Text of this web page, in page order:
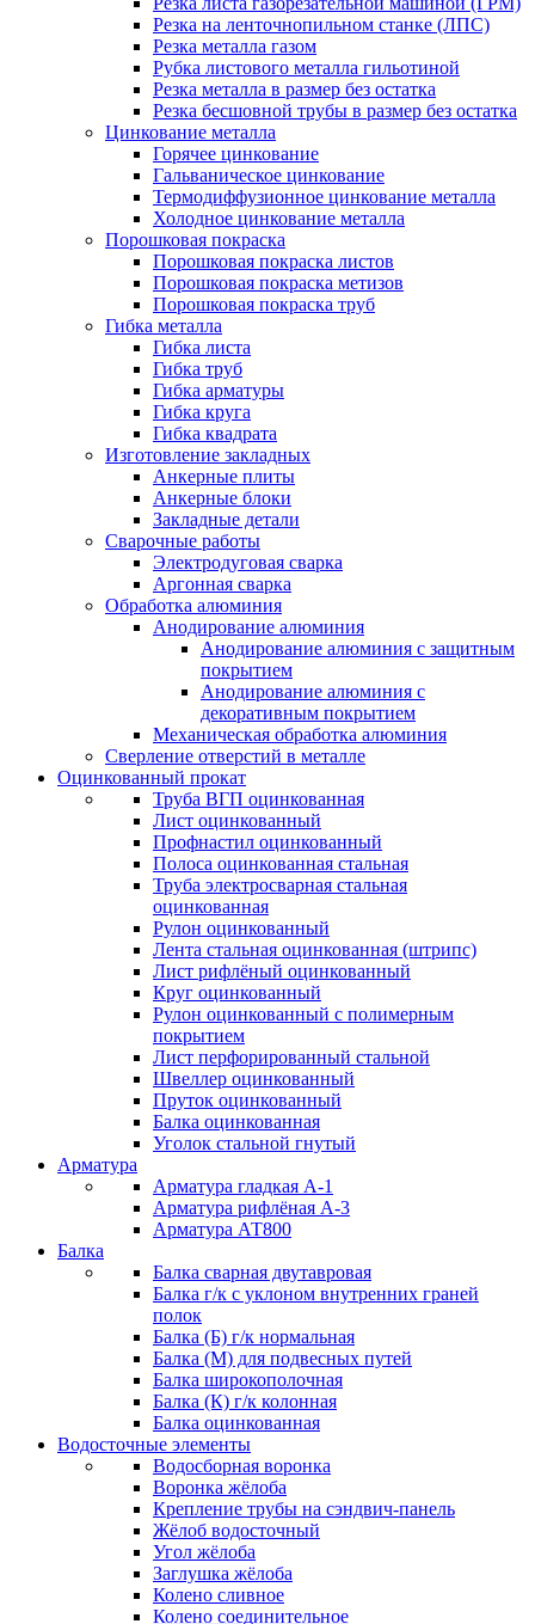
Резка на ленточнопильном станке (ЛПС)
Резка металла газом
Рубка листового металла гильотиной
Резка металла в размер без остатка
Резка бесшовной трубы в размер без остатка
Цинкование металла
Горячее цинкование
Гальваническое цинкование
Термодиффузионное цинкование металла
Холодное цинкование металла
Порошковая покраска
Порошковая покраска листов
Порошковая покраска метизов
Порошковая покраска труб
Гибка металла
Гибка листа
Гибка труб
Гибка арматуры
Гибка круга
Гибка квадрата
Изготовление закладных
Анкерные плиты
Анкерные блоки
Закладные детали
Сварочные работы
Электродуговая сварка
Аргонная сварка
Обработка алюминия
Анодирование алюминия
Анодирование алюминия с защитным
покрытием
Анодирование алюминия с
декоративным покрытием
Механическая обработка алюминия
Сверление отверстий в металле
Оцинкованный прокат
Труба ВГП оцинкованная
Лист оцинкованный
Профнастил оцинкованный
Полоса оцинкованная стальная
Труба электросварная стальная
оцинкованная
Рулон оцинкованный
Лента стальная оцинкованная (штрипс)
Лист рифлёный оцинкованный
Круг оцинкованный
Рулон оцинкованный с полимерным
покрытием
Лист перфорированный стальной
Швеллер оцинкованный
Пруток оцинкованный
Балка оцинкованная
Уголок стальной гнутый
Арматура
Арматура гладкая А-1
Арматура рифлёная А-3
Арматура АТ800
Балка
Балка сварная двутавровая
Балка г/к с уклоном внутренних граней
полок
Балка (Б) г/к нормальная
Балка (М) для подвесных путей
Балка широкополочная
Балка (К) г/к колонная
Балка оцинкованная
Водосточные элементы
Водосборная воронка
Воронка жёлоба
Крепление трубы на сэндвич-панель
Жёлоб водосточный
Угол жёлоба
Заглушка жёлоба
Колено сливное
Колено соединительное